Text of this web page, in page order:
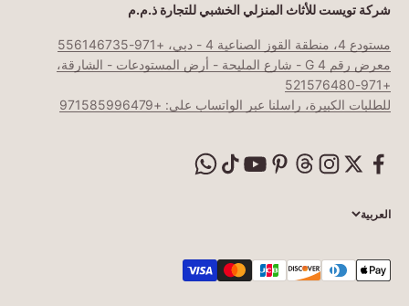
شركة تويست للأثاث المنزلي الخشبي للتجارة ذ.م.م
مستودع 4، منطقة القوز الصناعية 4 - دبي، +971-556146735
معرض رقم G 4 - شارع المليحة - أرض المستودعات - الشارقة،
+971-521576480
للطلبات الكبيرة، راسلنا عبر الواتساب على: +971585996479
العربية